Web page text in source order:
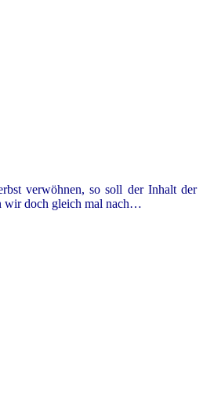
verwöhnen, so soll der Inhalt der
wir doch gleich mal nach…